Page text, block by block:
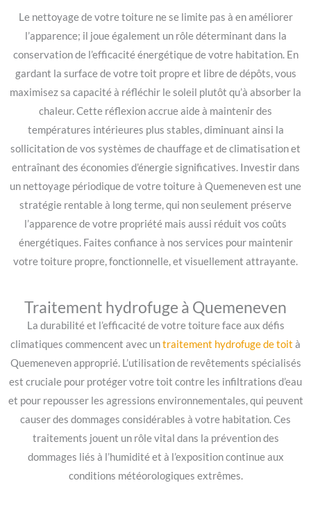
Le nettoyage de votre toiture ne se limite pas à en améliorer
l’apparence; il joue également un rôle déterminant dans la
conservation de l’efficacité énergétique de votre habitation. En
gardant la surface de votre toit propre et libre de dépôts, vous
maximisez sa capacité à réfléchir le soleil plutôt qu’à absorber la
chaleur. Cette réflexion accrue aide à maintenir des
températures intérieures plus stables, diminuant ainsi la
sollicitation de vos systèmes de chauffage et de climatisation et
entraînant des économies d’énergie significatives. Investir dans
un nettoyage périodique de votre toiture à Quemeneven est une
stratégie rentable à long terme, qui non seulement préserve
l’apparence de votre propriété mais aussi réduit vos coûts
énergétiques. Faites confiance à nos services pour maintenir
votre toiture propre, fonctionnelle, et visuellement attrayante.
Traitement hydrofuge à Quemeneven
La durabilité et l’efficacité de votre toiture face aux défis
climatiques commencent avec untraitement hydrofuge de toit à
Quemeneven approprié. L’utilisation de revêtements spécialisés
est cruciale pour protéger votre toit contre les infiltrations d’eau
et pour repousser les agressions environnementales, qui peuvent
causer des dommages considérables à votre habitation. Ces
traitements jouent un rôle vital dans la prévention des
dommages liés à l’humidité et à l’exposition continue aux
conditions météorologiques extrêmes.